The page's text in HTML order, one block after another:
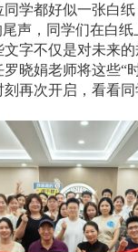
学都好似一张白
声，同学们在白
字不仅是对未来
晓娟老师将这些“
再次开启，看看